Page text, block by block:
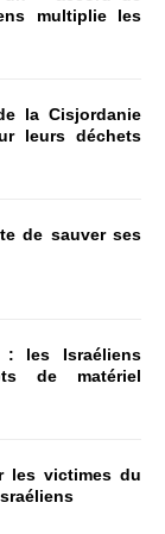
multiplie les
la Cisjordanie
leurs déchets
de sauver ses
les Israéliens
de matériel
les victimes du